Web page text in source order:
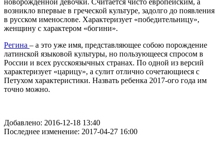
новорожденной девочки. Считается чисто европейским, а
возникло впервые в греческой культуре, задолго до появления
в русском именослове. Характеризует «победительницу»,
женщину с характером «богини».
Регина – а это уже имя, представляющее собою порождение
латинской языковой культуры, но пользующееся спросом в
России и всех русскоязычных странах. По одной из версий
характеризует «царицу», а сулит отлично сочетающиеся с
Петухом характеристики. Назвать ребенка 2017-ого года им
точно можно.
Добавлено: 2016-12-18 13:40
Последнее изменение: 2017-04-27 16:00